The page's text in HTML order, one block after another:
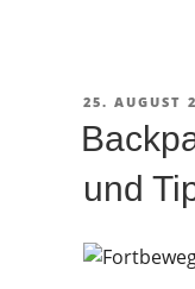
Ägypten
25. AUGUST
und